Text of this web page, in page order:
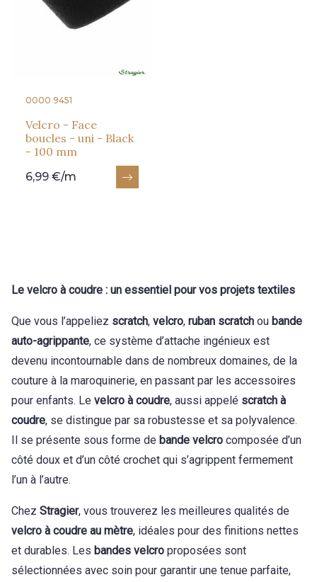
0000 9451
Velcro - Face
boucles - uni - Black
- 100 mm
6,99 €/m
Le velcro à coudre : un essentiel pour vos projets textiles
Que vous l’appeliez scratch, velcro, ruban scratch ou bande
auto-agrippante, ce système d’attache ingénieux est
devenu incontournable dans de nombreux domaines, de la
couture à la maroquinerie, en passant par les accessoires
pour enfants. Le velcro à coudre, aussi appelé scratch à
coudre, se distingue par sa robustesse et sa polyvalence.
Il se présente sous forme de bande velcro composée d’un
côté doux et d’un côté crochet qui s’agrippent fermement
l’un à l’autre.
Chez Stragier, vous trouverez les meilleures qualités de
velcro à coudre au mètre, idéales pour des finitions nettes
et durables. Les bandes velcro proposées sont
sélectionnées avec soin pour garantir une tenue parfaite,